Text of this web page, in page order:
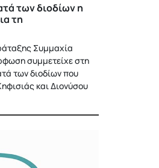
των διοδίων η
τη
Συμμαχία
συμμετείχε στη
των διοδίων που
και Διονύσου